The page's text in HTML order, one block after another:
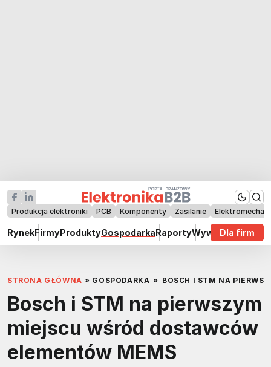
Produkcja elektroniki PCB Komponenty Zasilanie
RynekFirmyProduktyGospodarkaRaportyWywiadyDla firm
STRONA GŁÓWNA » GOSPODARKA » BOSCH I STM NA
Bosch i STM na pierwszym
miejscu wśród dostawców
elementów MEMS